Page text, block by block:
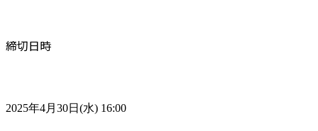
締切日時
2025年4月30日(水) 16:00